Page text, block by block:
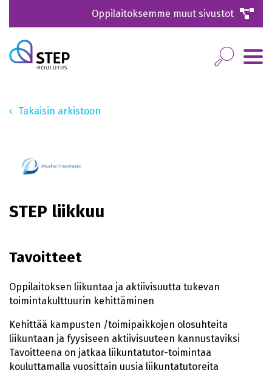
Oppilaitoksemme muut sivustot
Takaisin arkistoon
STEP liikkuu
Tavoitteet
Oppilaitoksen liikuntaa ja aktiivisuutta tukevan
toimintakulttuurin kehittäminen
Kehittää kampusten /toimipaikkojen olosuhteita
liikuntaan ja fyysiseen aktiivisuuteen kannustaviksi
Tavoitteena on jatkaa liikuntatutor-toimintaa
kouluttamalla vuosittain uusia liikuntatutoreita